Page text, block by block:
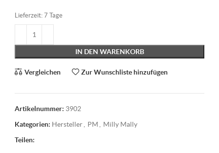
Lieferzeit: 7 Tage
IN DEN WARENKORB
Vergleichen Zur Wunschliste hinzufügen
Artikelnummer: 3902
Kategorien: Hersteller, PM, Milly Mally
Teilen: